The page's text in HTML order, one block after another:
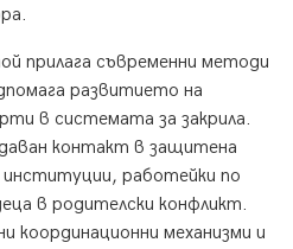
прилага съвременни методи
развитието на
в системата за закрила.
контакт в защитена
работейки по
в родителски конфликт.
координационни механизми и